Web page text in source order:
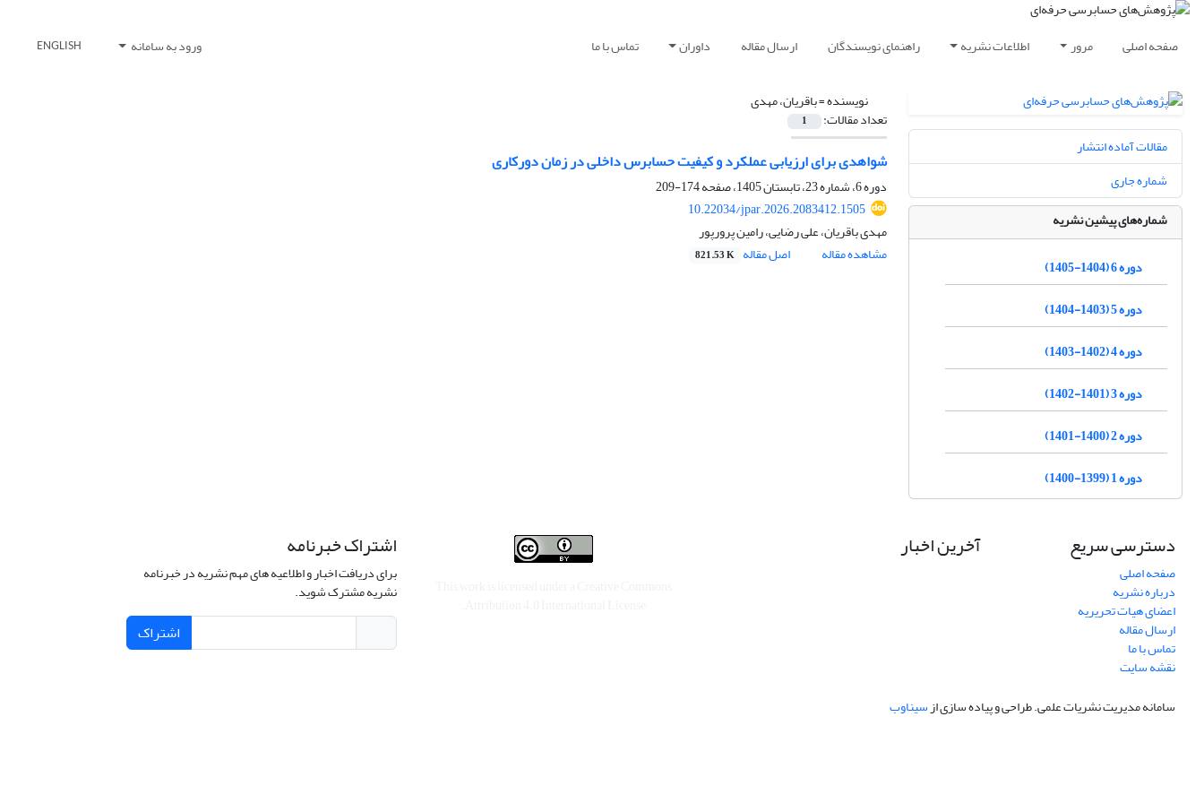
صفحه اصلی مرور اطلاعات نشریه راهنمای نویسندگان ارسال مقاله داوران تماس با ما ورود به سامانه ENGLISH
نویسنده =باقریان، مهدی
تعداد مقالات: 1
شواهدی برای ارزیابی عملکرد و کیفیت حسابرس داخلی در زمان دورکاری
دوره 6، شماره 23، تابستان 1405، صفحه
174-209
10.22034/jpar.2026.2083412.1505
مهدی باقریان، علی رضایی، رامین پرورپور
مشاهده مقاله
اصل مقاله 821.53 K
مقالات آماده انتشار
شماره جاری
شماره‌های پیشین نشریه
دوره 6 (1404-1405)
دوره 5 (1403-1404)
دوره 4 (1402-1403)
دوره 3 (1401-1402)
دوره 2 (1400-1401)
دوره 1 (1399-1400)
دسترسی سریع
صفحه اصلی
درباره نشریه
اعضای هیات تحریریه
ارسال مقاله
تماس با ما
نقشه سایت
آخرین اخبار اشتراک خبرنامه
برای دریافت اخبار و اطلاعیه های مهم نشریه در خبرنامه
نشریه مشترک شوید.
اشتراک
سامانه مدیریت نشریات علمی.طراحی و پیاده سازی ازسیناوب